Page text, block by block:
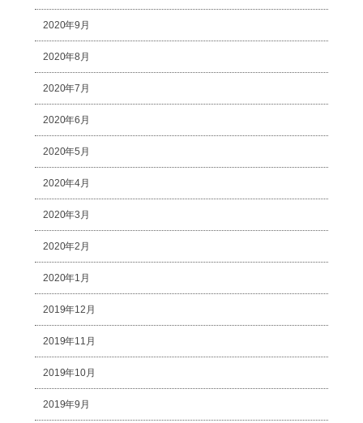
2020年9月
2020年8月
2020年7月
2020年6月
2020年5月
2020年4月
2020年3月
2020年2月
2020年1月
2019年12月
2019年11月
2019年10月
2019年9月